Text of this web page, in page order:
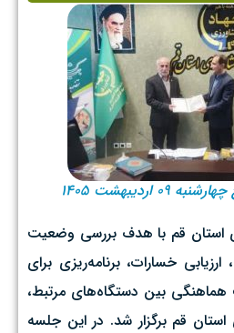
اردیبهشت ۱۴۰۵
استان قم با هدف بررسی وضعیت
خسارات، برنامه‌ریزی برای
بین دستگاه‌های مرتبط،
قم برگزار شد. در این جلسه